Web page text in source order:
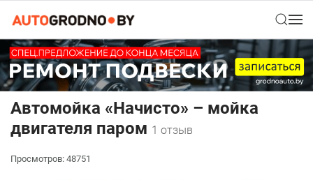
Автомойка «Начисто» – мойка
двигателя паром 1 отзыв
Просмотров: 48751